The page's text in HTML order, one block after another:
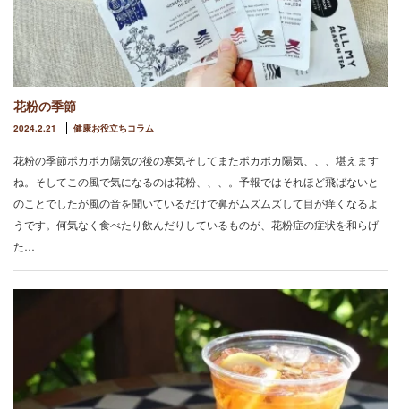
花粉の季節
2024.2.21 健康お役立ちコラム
花粉の季節ポカポカ陽気の後の寒気そしてまたポカポカ陽気、、、堪えます
ね。そしてこの風で気になるのは花粉、、、。予報ではそれほど飛ばないと
のことでしたが風の音を聞いているだけで鼻がムズムズして目が痒くなるよ
うです。何気なく食べたり飲んだりしているものが、花粉症の症状を和らげ
た…